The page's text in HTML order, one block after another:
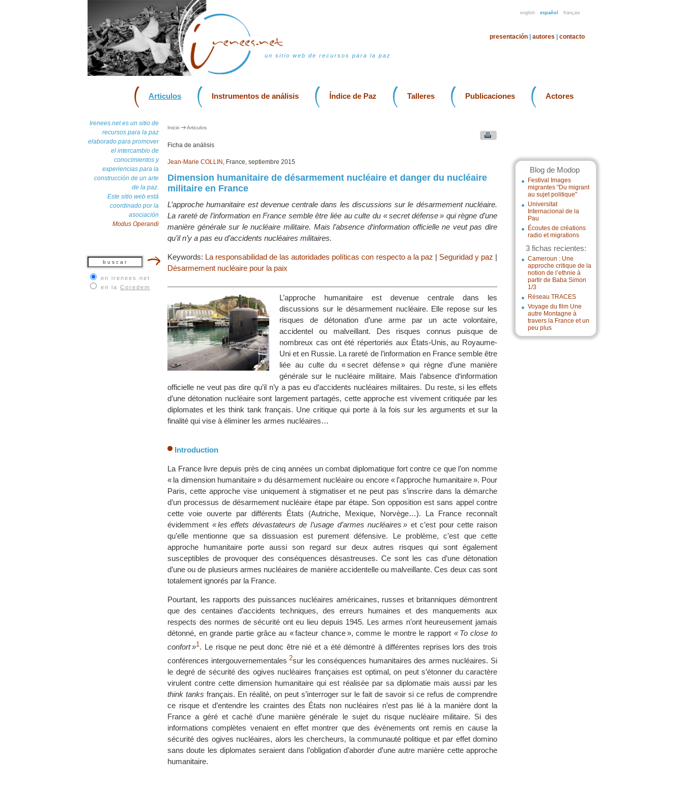
english español français
un sitio web de recursos para la paz
presentación autores contacto
Articulos Instrumentos de análisis Índice de Paz Talleres Publicaciones Actores
Irenees.net es un sitio de
recursos para la paz
elaborado para promover
el intercambio de
conocimientos y
experiencias para la
construcción de un arte
de la paz.
Este sitio web está
coordinado por la
asociación
Modus Operandi
en irenees.net
en la Coredem
Blog de Modop
Festival Images
migrantes "Du migrant
au sujet politique"
Universitat
Internacional de la
Pau
Écoutes de créations
radio et migrations
3 fichas recientes:
Cameroun : Une
approche critique de la
notion de l’ethnie à
partir de Baba Simon
1/3
Réseau TRACES
Voyage du film Une
autre Montagne à
travers la France et un
peu plus
Inicio Articulos
Ficha de análisis
Jean-Marie COLLIN , France, septiembre 2015
Dimension humanitaire de désarmement nucléaire et danger du nucléaire
militaire en France
L’approche humanitaire est devenue centrale dans les discussions sur le désarmement nucléaire.
La rareté de l’information en France semble être liée au culte du « secret défense » qui règne d’une
manière générale sur le nucléaire militaire. Mais l’absence d‘information officielle ne veut pas dire
qu’il n’y a pas eu d’accidents nucléaires militaires.
Keywords: La responsabilidad de las autoridades políticas con respecto a la paz | Seguridad y paz |
Désarmement nucléaire pour la paix
L’approche humanitaire est devenue centrale dans les
discussions sur le désarmement nucléaire. Elle repose sur les
risques de détonation d’une arme par un acte volontaire,
accidentel ou malveillant. Des risques connus puisque de
nombreux cas ont été répertoriés aux États-Unis, au Royaume-
Uni et en Russie. La rareté de l’information en France semble être
liée au culte du « secret défense » qui règne d’une manière
générale sur le nucléaire militaire. Mais l’absence d‘information
officielle ne veut pas dire qu’il n’y a pas eu d’accidents nucléaires militaires. Du reste, si les effets
d’une détonation nucléaire sont largement partagés, cette approche est vivement critiquée par les
diplomates et les think tank français. Une critique qui porte à la fois sur les arguments et sur la
finalité qui vise à éliminer les armes nucléaires…
Introduction
La France livre depuis près de cinq années un combat diplomatique fort contre ce que l’on nomme
« la dimension humanitaire » du désarmement nucléaire ou encore « l’approche humanitaire ». Pour
Paris, cette approche vise uniquement à stigmatiser et ne peut pas s’inscrire dans la démarche
d’un processus de désarmement nucléaire étape par étape. Son opposition est sans appel contre
cette voie ouverte par différents États (Autriche, Mexique, Norvège…). La France reconnaît
évidemment « les effets dévastateurs de l’usage d’armes nucléaires » et c’est pour cette raison
qu’elle mentionne que sa dissuasion est purement défensive. Le problème, c’est que cette
approche humanitaire porte aussi son regard sur deux autres risques qui sont également
susceptibles de provoquer des conséquences désastreuses. Ce sont les cas d’une détonation
d’une ou de plusieurs armes nucléaires de manière accidentelle ou malveillante. Ces deux cas sont
totalement ignorés par la France.
Pourtant, les rapports des puissances nucléaires américaines, russes et britanniques démontrent
que des centaines d’accidents techniques, des erreurs humaines et des manquements aux
respects des normes de sécurité ont eu lieu depuis 1945. Les armes n’ont heureusement jamais
détonné, en grande partie grâce au « facteur chance », comme le montre le rapport « To close to
confort »1. Le risque ne peut donc être nié et a été démontré à différentes reprises lors des trois
conférences intergouvernementales2sur les conséquences humanitaires des armes nucléaires. Si
le degré de sécurité des ogives nucléaires françaises est optimal, on peut s’étonner du caractère
virulent contre cette dimension humanitaire qui est réalisée par sa diplomatie mais aussi par les
think tanks français. En réalité, on peut s’interroger sur le fait de savoir si ce refus de comprendre
ce risque et d’entendre les craintes des États non nucléaires n’est pas lié à la manière dont la
France a géré et caché d’une manière générale le sujet du risque nucléaire militaire. Si des
informations complètes venaient en effet montrer que des évènements ont remis en cause la
sécurité des ogives nucléaires, alors les chercheurs, la communauté politique et par effet domino
sans doute les diplomates seraient dans l’obligation d’aborder d’une autre manière cette approche
humanitaire.